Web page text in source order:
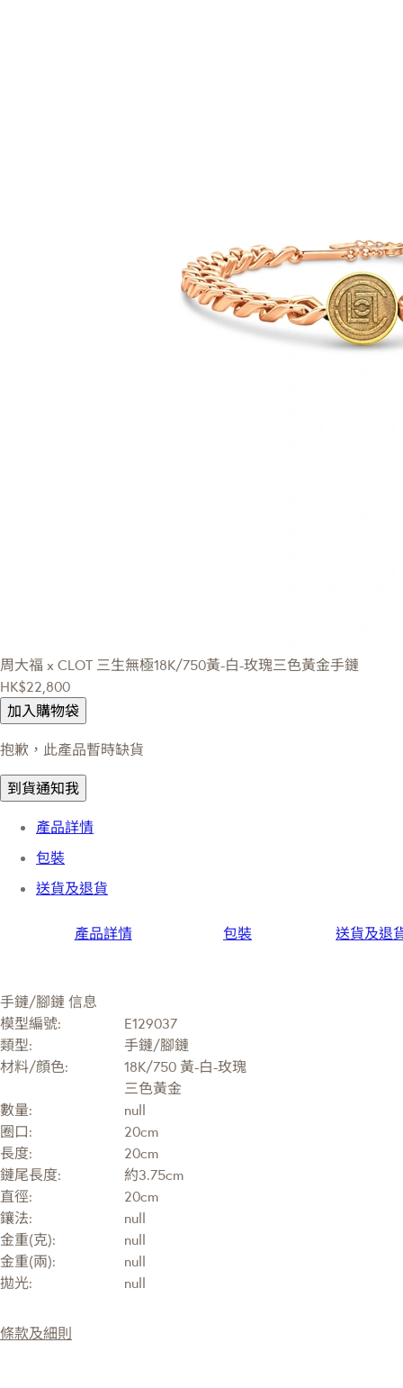
周大福 x CLOT 三生無極18K/750黃-白-玫瑰三色黃金手鏈
HK$22,800
加入購物袋
抱歉，此產品暫時缺貨
到貨通知我
產品詳情
包裝
送貨及退貨
產品詳情 包裝 送貨及退
手鏈/腳鏈 信息
模型編號:
E129037
類型:
手鏈/腳鏈
材料/顔色:
18K/750 黃-白-玫瑰
三色黃金
數量:
null
圈口:
20cm
長度:
20cm
鏈尾長度:
約3.75cm
直徑:
20cm
鑲法:
null
金重(克):
null
金重(兩):
null
拋光:
null
條款及細則